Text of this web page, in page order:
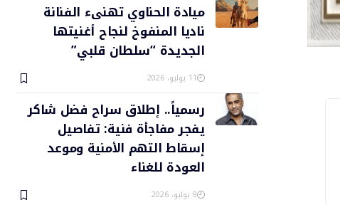
ميادة الحناوي تهنىء الفنانة
ناديا المنفوخ لنجاح أغنيتها
الجديدة “سلطان قلبي”
11 يوليو، 2026
رسمياً.. إطلاق سراح فضل شاكر
يفجر مفاجأة فنية: تفاصيل
إسقاط التهم الأمنية وموعد
العودة للغناء
9 يوليو، 2026